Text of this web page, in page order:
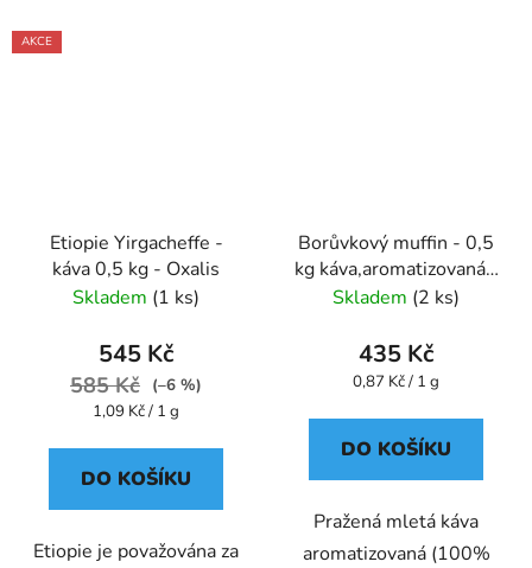
AKCE
Etiopie Yirgacheffe -
káva 0,5 kg - Oxalis
Skladem (1 ks)
545 Kč
585 Kč
(–6 %)
Měrná
1,09 Kč / 1 g
DO KOŠÍKU
Etiopie je považována za
Borůvkový muffin - 0,5
kg káva,aromatizovaná -
Oxalis
Skladem (2 ks)
435 Kč
Měrná
0,87 Kč / 1 g
DO KOŠÍKU
Pražená mletá káva
aromatizovaná (100%